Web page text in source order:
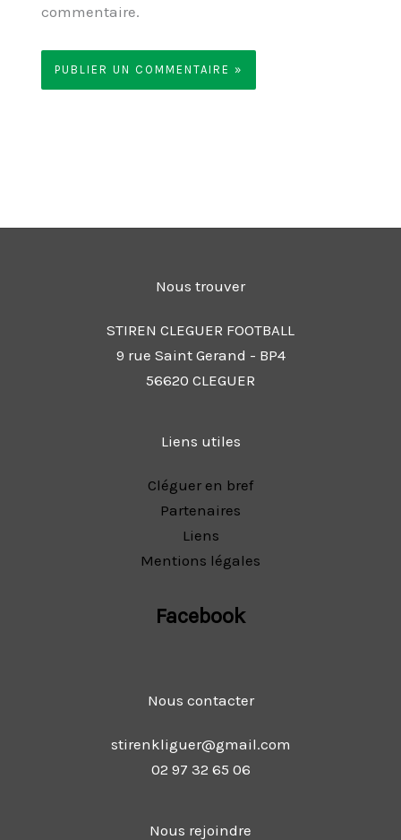
commentaire.
Nous trouver
STIREN CLEGUER FOOTBALL
9 rue Saint Gerand - BP4
56620 CLEGUER
Liens utiles
Cléguer en bref
Partenaires
Liens
Mentions légales
Facebook
Nous contacter
stirenkliguer@gmail.com
02 97 32 65 06
Nous rejoindre